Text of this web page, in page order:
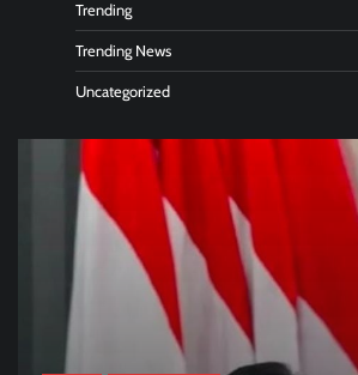
Trending
Trending News
Uncategorized